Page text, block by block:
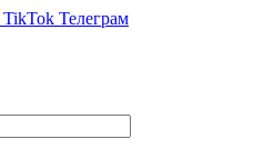
TikTok Телеграм